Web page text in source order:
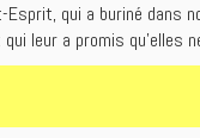
qui a buriné dans
leur a promis qu’elles